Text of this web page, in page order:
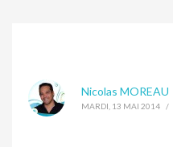
Nicolas MOREAU
MARDI, 13 MAI 2014 /